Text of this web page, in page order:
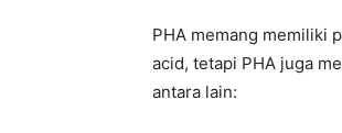
PHA memang memiliki
acid, tetapi PHA juga
antara lain: